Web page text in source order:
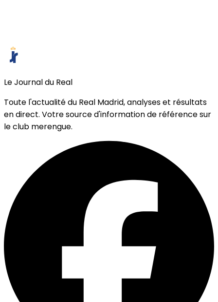
Le Journal du Real
Toute l'actualité du Real Madrid, analyses et résultats
en direct. Votre source d'information de référence sur
le club merengue.